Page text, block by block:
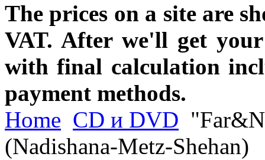
The prices on a site are
VAT. After we'll get
with final calculation
payment methods.
Home CD и DVD
(Nadishana-Metz-Shehan)